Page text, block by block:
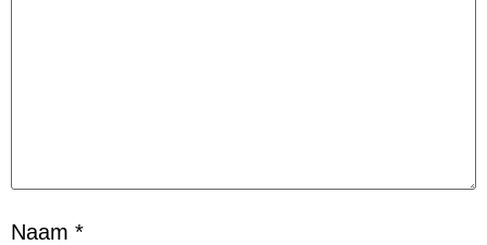
Naam *